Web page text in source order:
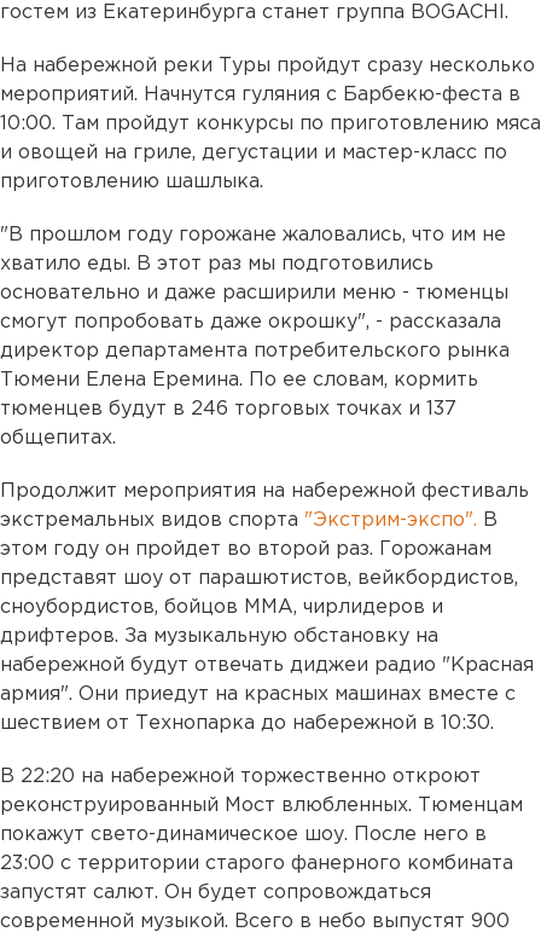
гостем из Екатеринбурга станет группа BOGACHI.
На набережной реки Туры пройдут сразу несколько
мероприятий. Начнутся гуляния с Барбекю-феста в
10:00. Там пройдут конкурсы по приготовлению мяса
и овощей на гриле, дегустации и мастер-класс по
приготовлению шашлыка.
"В прошлом году горожане жаловались, что им не
хватило еды. В этот раз мы подготовились
основательно и даже расширили меню - тюменцы
смогут попробовать даже окрошку", - рассказала
директор департамента потребительского рынка
Тюмени Елена Еремина. По ее словам, кормить
тюменцев будут в 246 торговых точках и 137
общепитах.
Продолжит мероприятия на набережной фестиваль
экстремальных видов спорта "Экстрим-экспо". В
этом году он пройдет во второй раз. Горожанам
представят шоу от парашютистов, вейкбордистов,
сноубордистов, бойцов ММА, чирлидеров и
дрифтеров. За музыкальную обстановку на
набережной будут отвечать диджеи радио "Красная
армия". Они приедут на красных машинах вместе с
шествием от Технопарка до набережной в 10:30.
В 22:20 на набережной торжественно откроют
реконструированный Мост влюбленных. Тюменцам
покажут свето-динамическое шоу. После него в
23:00 с территории старого фанерного комбината
запустят салют. Он будет сопровождаться
современной музыкой. Всего в небо выпустят 900